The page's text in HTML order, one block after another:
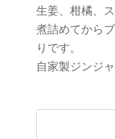
生姜、柑橘、
煮詰めてから
りです。
自家製ジンジ